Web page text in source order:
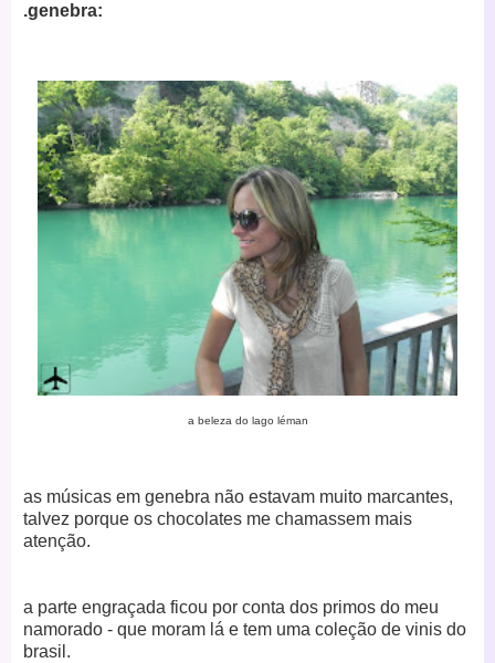
.genebra:
a beleza do lago léman
as músicas em genebra não estavam muito marcantes,
talvez porque os chocolates me chamassem mais
atenção.
a parte engraçada ficou por conta dos primos do meu
namorado - que moram lá e tem uma coleção de vinis do
brasil.